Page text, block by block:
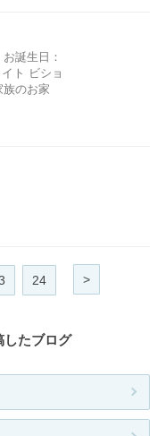
誕生日：
ト ビショ
族のお家
24 >
したブログ